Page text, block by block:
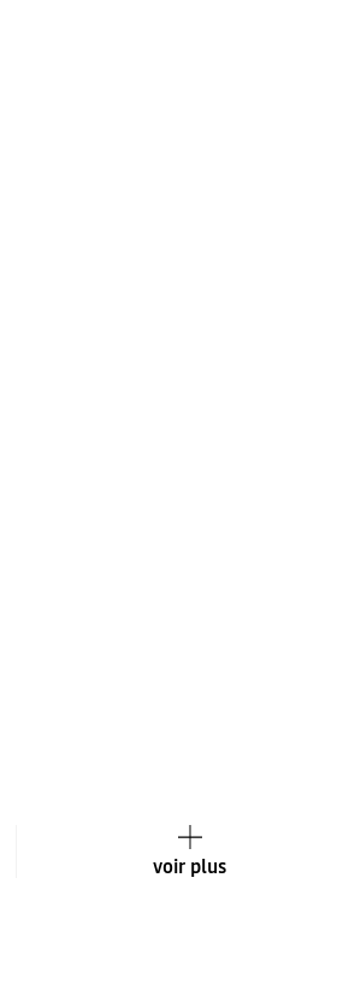
voir plus